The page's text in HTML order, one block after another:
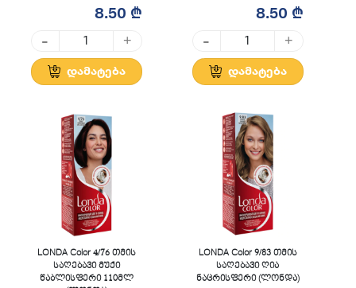
8.50 ₾
- +
დამატება
8.50 ₾
- +
დამატება
LONDA Color 4/76 თმის
საღებავი მუქი
წაბლისფერი 110მლ
LONDA Color 9/83 თმის
საღებავი ღია
ნაცრისფერი (ლონდა)